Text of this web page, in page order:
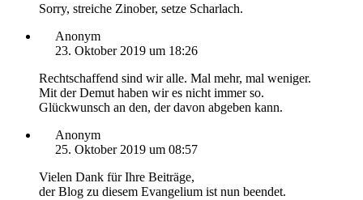
Sorry, streiche Zinober, setze Scharlach.
Anonym
23. Oktober 2019 um 18:26
Rechtschaffend sind wir alle. Mal mehr, mal weniger.
Mit der Demut haben wir es nicht immer so.
Glückwunsch an den, der davon abgeben kann.
Anonym
25. Oktober 2019 um 08:57
Vielen Dank für Ihre Beiträge,
der Blog zu diesem Evangelium ist nun beendet.